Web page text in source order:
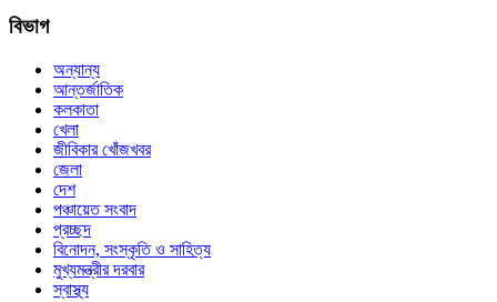
বিভাগ
অন্যান্য
আন্তর্জাতিক
কলকাতা
খেলা
জীবিকার খোঁজখবর
জেলা
দেশ
পঞ্চায়েত সংবাদ
প্রচ্ছদ
বিনোদন, সংস্কৃতি ও সাহিত্য
মুখ্যমন্ত্রীর দরবার
স্বাস্থ্য